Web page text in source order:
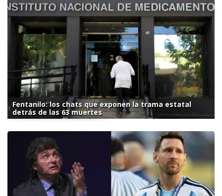
Fentanilo: los chats que exponen la trama estatal
detrás de las 63 muertes